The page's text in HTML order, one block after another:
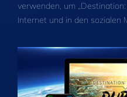
verwenden, um
Internet und in den sozialen